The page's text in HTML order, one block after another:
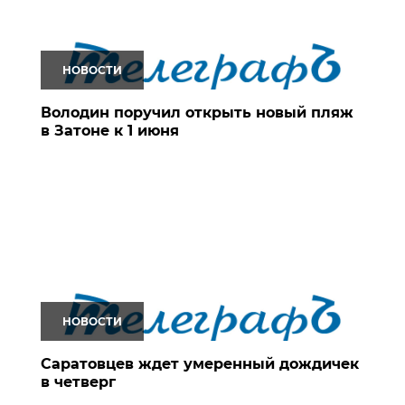
НОВОСТИ
Володин поручил открыть новый пляж
в Затоне к 1 июня
НОВОСТИ
Саратовцев ждет умеренный дождичек
в четверг